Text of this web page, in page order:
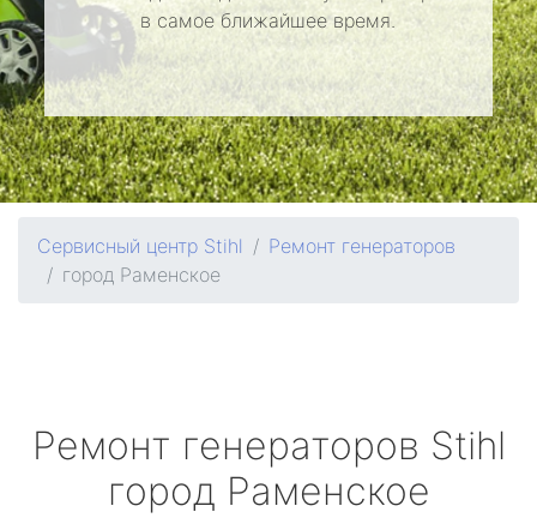
в самое ближайшее время.
Сервисный центр Stihl
Ремонт генераторов
город Раменское
Ремонт генераторов Stihl
город Раменское